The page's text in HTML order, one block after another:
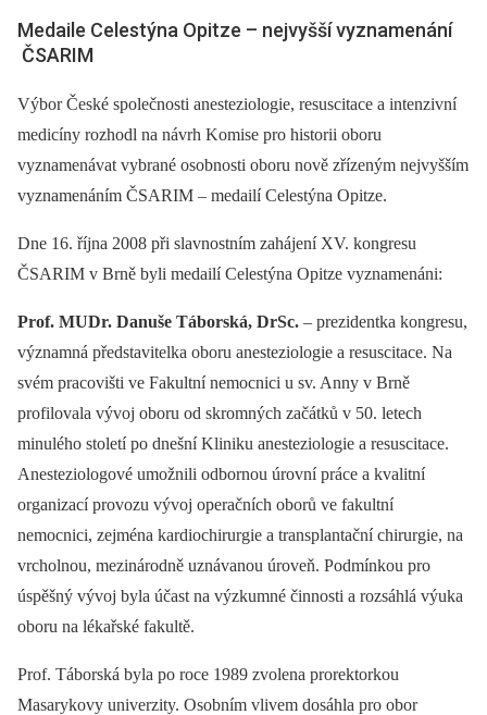
Medaile Celestýna Opitze –⁠ nejvyšší vyznamenání
ČSARIM
Výbor České společnosti anesteziologie, resuscitace a intenzivní
medicíny rozhodl na návrh Komise pro historii oboru
vyznamenávat vybrané osobnosti oboru nově zřízeným nejvyšším
vyznamenáním ČSARIM –⁠ medailí Celestýna Opitze.
Dne 16. října 2008 při slavnostním zahájení XV. kongresu
ČSARIM v Brně byli medailí Celestýna Opitze vyznamenáni:
Prof. MUDr. Danuše Táborská, DrSc. –⁠ prezidentka kongresu,
významná představitelka oboru anesteziologie a resuscitace. Na
svém pracovišti ve Fakultní nemocnici u sv. Anny v Brně
profilovala vývoj oboru od skromných začátků v 50. letech
minulého století po dnešní Kliniku anesteziologie a resuscitace.
Anesteziologové umožnili odbornou úrovní práce a kvalitní
organizací provozu vývoj operačních oborů ve fakultní
nemocnici, zejména kardiochirurgie a transplantační chirurgie, na
vrcholnou, mezinárodně uznávanou úroveň. Podmínkou pro
úspěšný vývoj byla účast na výzkumné činnosti a rozsáhlá výuka
oboru na lékařské fakultě.
Prof. Táborská byla po roce 1989 zvolena prorektorkou
Masarykovy univerzity. Osobním vlivem dosáhla pro obor